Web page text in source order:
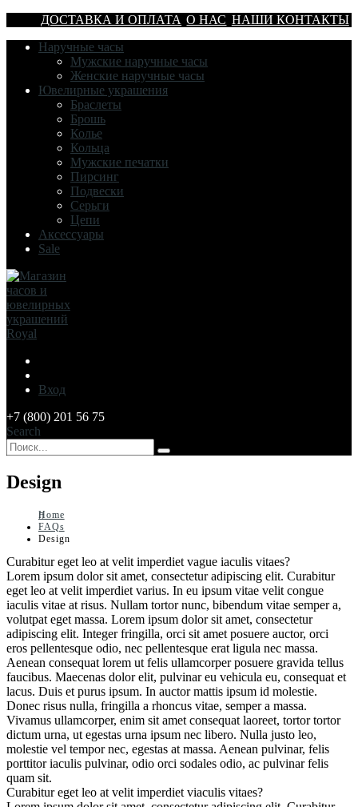
ДОСТАВКА И ОПЛАТА О НАС НАШИ КОНТАКТЫ
Наручные часы
Мужские наручные часы
Женские наручные часы
Ювелирные украшения
Браслеты
Брошь
Колье
Кольца
Мужские печатки
Пирсинг
Подвески
Серьги
Цепи
Аксессуары
Sale
Вход
+7 (800) 201 56 75
Search
Design
Home
FAQs
Design
Curabitur eget leo at velit imperdiet vague iaculis vitaes?
Lorem ipsum dolor sit amet, consectetur adipiscing elit. Curabitur
eget leo at velit imperdiet varius. In eu ipsum vitae velit congue
iaculis vitae at risus. Nullam tortor nunc, bibendum vitae semper a,
volutpat eget massa. Lorem ipsum dolor sit amet, consectetur
adipiscing elit. Integer fringilla, orci sit amet posuere auctor, orci
eros pellentesque odio, nec pellentesque erat ligula nec massa.
Aenean consequat lorem ut felis ullamcorper posuere gravida tellus
faucibus. Maecenas dolor elit, pulvinar eu vehicula eu, consequat et
lacus. Duis et purus ipsum. In auctor mattis ipsum id molestie.
Donec risus nulla, fringilla a rhoncus vitae, semper a massa.
Vivamus ullamcorper, enim sit amet consequat laoreet, tortor tortor
dictum urna, ut egestas urna ipsum nec libero. Nulla justo leo,
molestie vel tempor nec, egestas at massa. Aenean pulvinar, felis
porttitor iaculis pulvinar, odio orci sodales odio, ac pulvinar felis
quam sit.
Curabitur eget leo at velit imperdiet viaculis vitaes?